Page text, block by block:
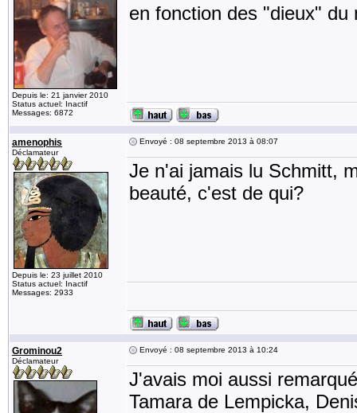
Depuis le: 21 janvier 2010
Status actuel: Inactif
Messages: 6872
en fonction des "dieux"
amenophis
Déclamateur
Depuis le: 23 juillet 2010
Status actuel: Inactif
Messages: 2933
Envoyé : 08 septembre 2013 à 08:07
Je n'ai jamais lu Schmitt,
beauté, c'est de qui?
Grominou2
Déclamateur
Envoyé : 08 septembre 2013 à 10:24
J'avais moi aussi
Tamara de Lempicka,